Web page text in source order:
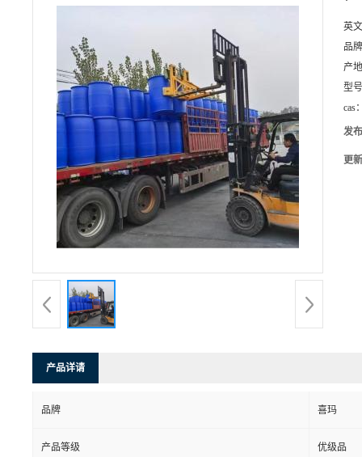
英
品
产
型
cas
发
更
产品详请
品牌 喜玛
产品等级 优级品